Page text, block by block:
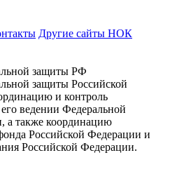
Другие сайты НОК
защиты РФ
защиты Российской
и контроль
ведении Федеральной
а также координацию
Российской Федерации и
Российской Федерации.